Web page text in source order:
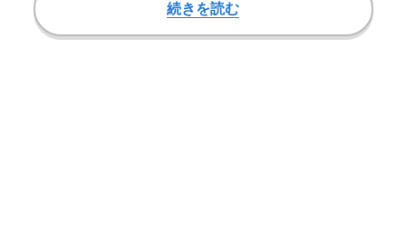
続きを読む